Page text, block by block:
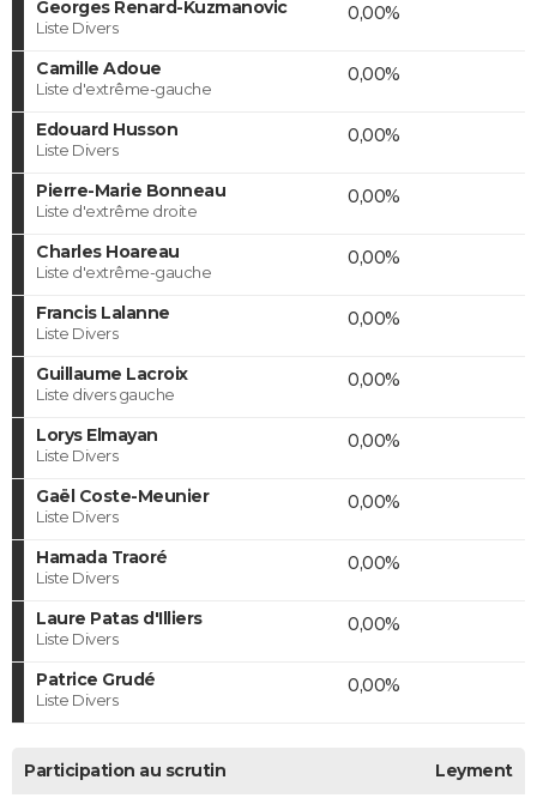
Georges Renard-Kuzmanovic
Liste Divers
0,00%
Camille Adoue
Liste d'extrême-gauche
0,00%
Edouard Husson
Liste Divers
0,00%
Pierre-Marie Bonneau
Liste d'extrême droite
0,00%
Charles Hoareau
Liste d'extrême-gauche
0,00%
Francis Lalanne
Liste Divers
0,00%
Guillaume Lacroix
Liste divers gauche
0,00%
Lorys Elmayan
Liste Divers
0,00%
Gaël Coste-Meunier
Liste Divers
0,00%
Hamada Traoré
Liste Divers
0,00%
Laure Patas d'Illiers
Liste Divers
0,00%
Patrice Grudé
Liste Divers
0,00%
Participation au scrutin Leyment